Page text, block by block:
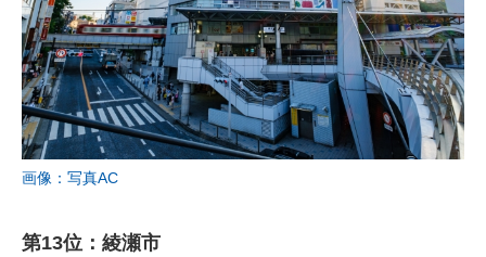
画像：写真AC
第13位：綾瀬市